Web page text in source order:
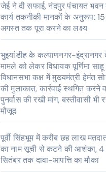
जेई ने दी सफाई, नंदपुर पंचायत भवन
कार्य तकनीकी मानकों के अनुरूप: 15
अगस्त तक पूरा करने का लक्ष्य
भुइयांडीह के कल्याणनगर-इंद्रानगर
मामले को लेकर विधायक पूर्णिमा
विधानसभा कक्ष में मुख्यमंत्री हेमंत
की मुलाकात, कार्रवाई स्थगित करने व
पुनर्वास की रखी मांग, बस्तीवासी भी
मौजूद
पूर्वी सिंहभूम में करीब छह लाख
का नाम सूची से कटने की आशंका, 4
सितंबर तक दावा-आपत्ति का मौका